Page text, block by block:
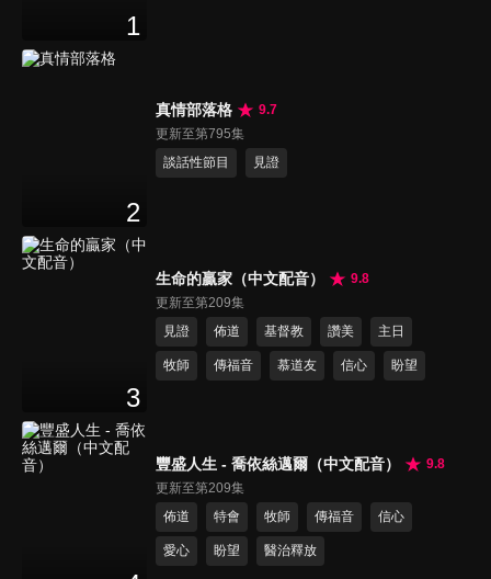
1
2
真情部落格
9.7
更新至第795集
談話性節目
見證
3
生命的贏家（中文配音）
9.8
更新至第209集
見證
佈道 基督教 讚美 主日
牧師 傳福音 慕道友 信心 盼望
豐盛人生 - 喬依絲邁爾（中文配音）
9.8
更新至第209集
佈道
特會 牧師 傳福音 信心
愛心 盼望 醫治釋放